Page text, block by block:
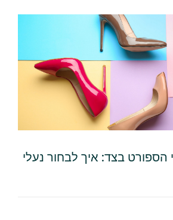
בצד: איך לבחור נעלי